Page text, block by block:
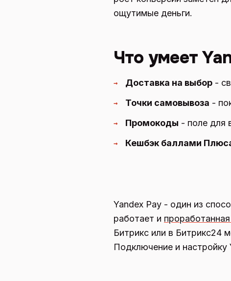
ощутимые деньги.
Что умеет
→ Доставка на выбор -
→ Точки самовывоза -
→ Промокоды - поле для
→ Кешбэк баллами
Yandex Pay - один из
работает и
Битрикс или в Битрикс24
Подключение и настройку